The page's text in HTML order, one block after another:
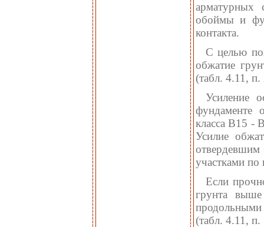
арматурных
обоймы и
контакта.
С целью
обжатие
(табл. 4.11, п.
Усиление
фундаменте
класса В15 -
Усилие
отвердевшим
участками по
Если
грунта
продольными
(табл. 4.11, п.